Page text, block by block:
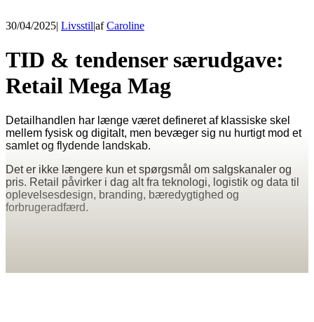
30/04/2025| Livsstil|afCaroline
TID & tendenser særudgave:
Retail Mega Mag
Detailhandlen har længe været defineret af klassiske skel
mellem fysisk og digitalt, men bevæger sig nu hurtigt mod et
samlet og flydende landskab.
Det er ikke længere kun et spørgsmål om salgskanaler og
pris. Retail påvirker i dag alt fra teknologi, logistik og data til
oplevelsesdesign, branding, bæredygtighed og
forbrugeradfærd.